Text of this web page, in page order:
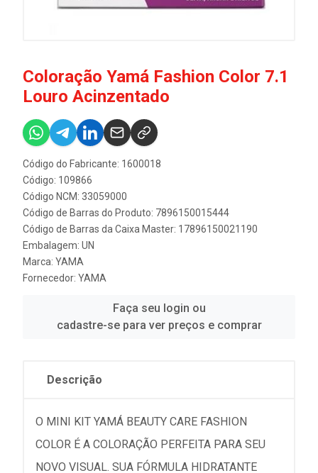
Coloração Yamá Fashion Color 7.1
Louro Acinzentado
Código do Fabricante: 1600018
Código: 109866
Código NCM: 33059000
Código de Barras do Produto: 7896150015444
Código de Barras da Caixa Master: 17896150021190
Embalagem: UN
Marca: YAMA
Fornecedor: YAMA
Faça seu login ou
cadastre-se para ver preços e comprar
Descrição
O MINI KIT YAMÁ BEAUTY CARE FASHION
COLOR É A COLORAÇÃO PERFEITA PARA SEU
NOVO VISUAL. SUA FÓRMULA HIDRATANTE